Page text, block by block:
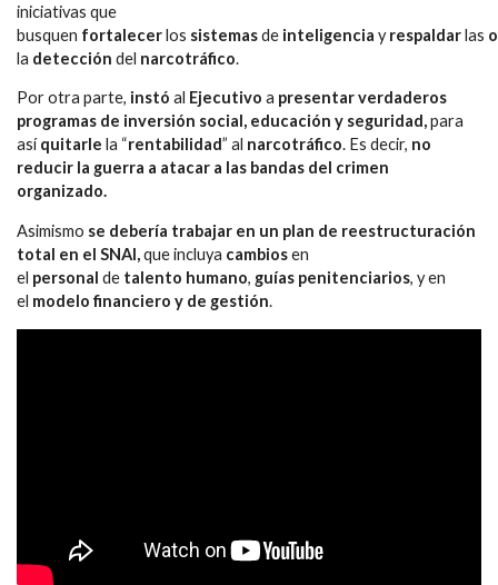
iniciativas que
busquen fortalecerlos sistemasde inteligencia yrespaldarlas
la detección del narcotráfico.
Por otra parte, instó al Ejecutivo a presentar verdaderos
programas de inversión social, educación y seguridad,para
asíquitarle la “rentabilidad” al narcotráfico. Es decir, no
reducir la guerra a atacar a las bandas del crimen
organizado.
Asimismo se debería trabajar en un plan de reestructuración
total en el SNAI,que incluya cambiosen
el personal de talento humano, guías penitenciarios, y en
el modelo financiero y de gestión.